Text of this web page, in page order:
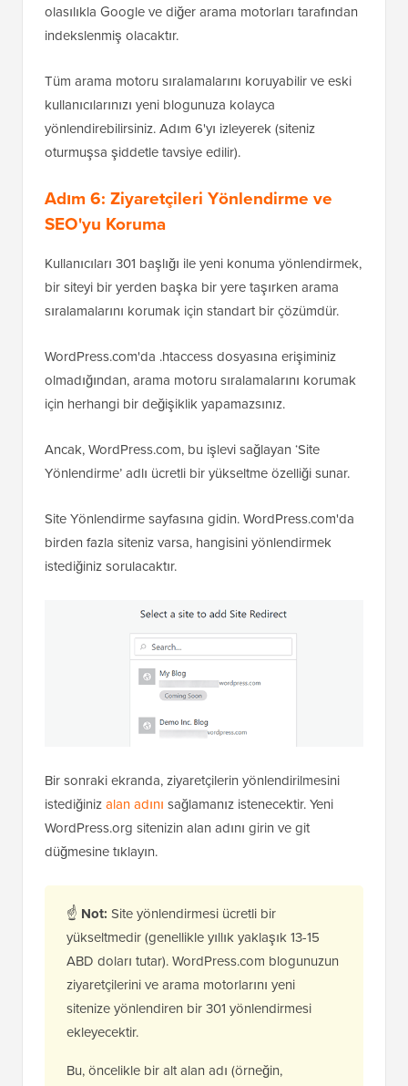
olasılıkla Google ve diğer arama motorları tarafından
indekslenmiş olacaktır.
Tüm arama motoru sıralamalarını koruyabilir ve eski
kullanıcılarınızı yeni blogunuza kolayca
yönlendirebilirsiniz. Adım 6'yı izleyerek (siteniz
oturmuşsa şiddetle tavsiye edilir).
Adım 6: Ziyaretçileri Yönlendirme ve
SEO'yu Koruma
Kullanıcıları 301 başlığı ile yeni konuma yönlendirmek,
bir siteyi bir yerden başka bir yere taşırken arama
sıralamalarını korumak için standart bir çözümdür.
WordPress.com'da .htaccess dosyasına erişiminiz
olmadığından, arama motoru sıralamalarını korumak
için herhangi bir değişiklik yapamazsınız.
Ancak, WordPress.com, bu işlevi sağlayan ‘Site
Yönlendirme’ adlı ücretli bir yükseltme özelliği sunar.
Site Yönlendirme sayfasına gidin. WordPress.com'da
birden fazla siteniz varsa, hangisini yönlendirmek
istediğiniz sorulacaktır.
Bir sonraki ekranda, ziyaretçilerin yönlendirilmesini
istediğinizalan adını sağlamanız istenecektir. Yeni
WordPress.org sitenizin alan adını girin ve git
düğmesine tıklayın.
☝ Not: Site yönlendirmesi ücretli bir
yükseltmedir (genellikle yıllık yaklaşık 13-15
ABD doları tutar). WordPress.com blogunuzun
ziyaretçilerini ve arama motorlarını yeni
sitenize yönlendiren bir 301 yönlendirmesi
ekleyecektir.
Bu, öncelikle bir alt alan adı (örneğin,